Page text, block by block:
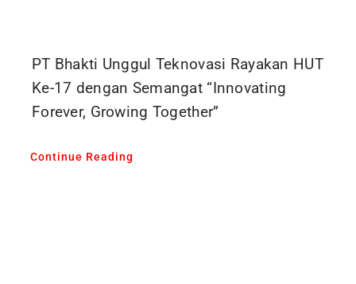
PT Bhakti Unggul Teknovasi Rayakan HUT
Ke-17 dengan Semangat “Innovating
Forever, Growing Together”
Continue Reading